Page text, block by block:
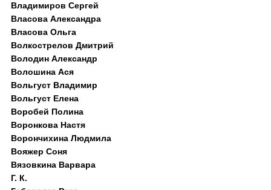
Владимиров Сергей
Власова Александра
Власова Ольга
Волкострелов Дмитрий
Володин Александр
Волошина Ася
Вольгуст Владимир
Вольгуст Елена
Воробей Полина
Воронкова Настя
Ворончихина Людмила
Вояжер Соня
Вязовкина Варвара
Г. К.